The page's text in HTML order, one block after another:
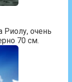
очень
70 см.